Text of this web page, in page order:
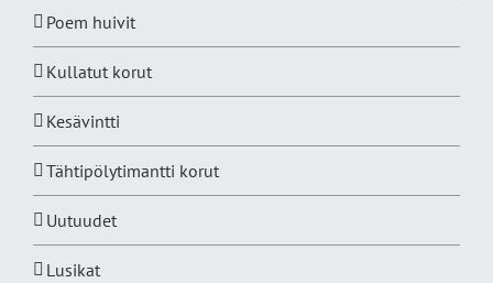
Poem huivit
Kullatut korut
Kesävintti
Tähtipölytimantti korut
Uutuudet
Lusikat